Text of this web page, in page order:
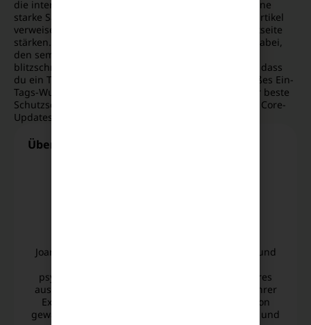
die intern strategisch miteinander verknüpft sind. Eine
starke Säulen-Seite sollte auf tiefergehende Spezialartikel
verweisen, welche wiederum die Autorität der Hauptseite
stärken. Diese logische Strukturierung hilft Google dabei,
den semantischen Kontext deiner gesamten Domain
blitzschnell zu erfassen. Es zeigt der Suchmaschine, dass
du ein Thema vollumfänglich abdeckst und kein bloßes Ein-
Tags-Wunder bist. Ein sauberes internes Netz ist der beste
Schutzschild gegen die unbarmherzigen Wellen der Core-
Updates 2026.
Über die Authorin
Joana Fechner konzipiert nutzerzentrierte SEO- und
psychologischer Zielgruppenanalysen. Dank ihres
ausgeprägten Auges für visuelle Details sowie ihrer
Expertise in der professionellen Videoproduktion
gewährleistet sie eine ästhetisch anspruchsvolle und